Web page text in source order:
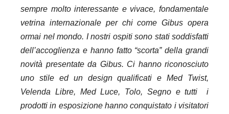
sempre molto interessante e vivace, fondamentale
vetrina internazionale per chi come Gibus opera
ormai nel mondo. I nostri ospiti sono stati soddisfatti
dell’accoglienza e hanno fatto “scorta” della grandi
novità presentate da Gibus. Ci hanno riconosciuto
uno stile ed un design qualificati e Med Twist,
Velenda Libre, Med Luce, Tolo, Segno e tutti i
prodotti in esposizione hanno conquistato i visitatori